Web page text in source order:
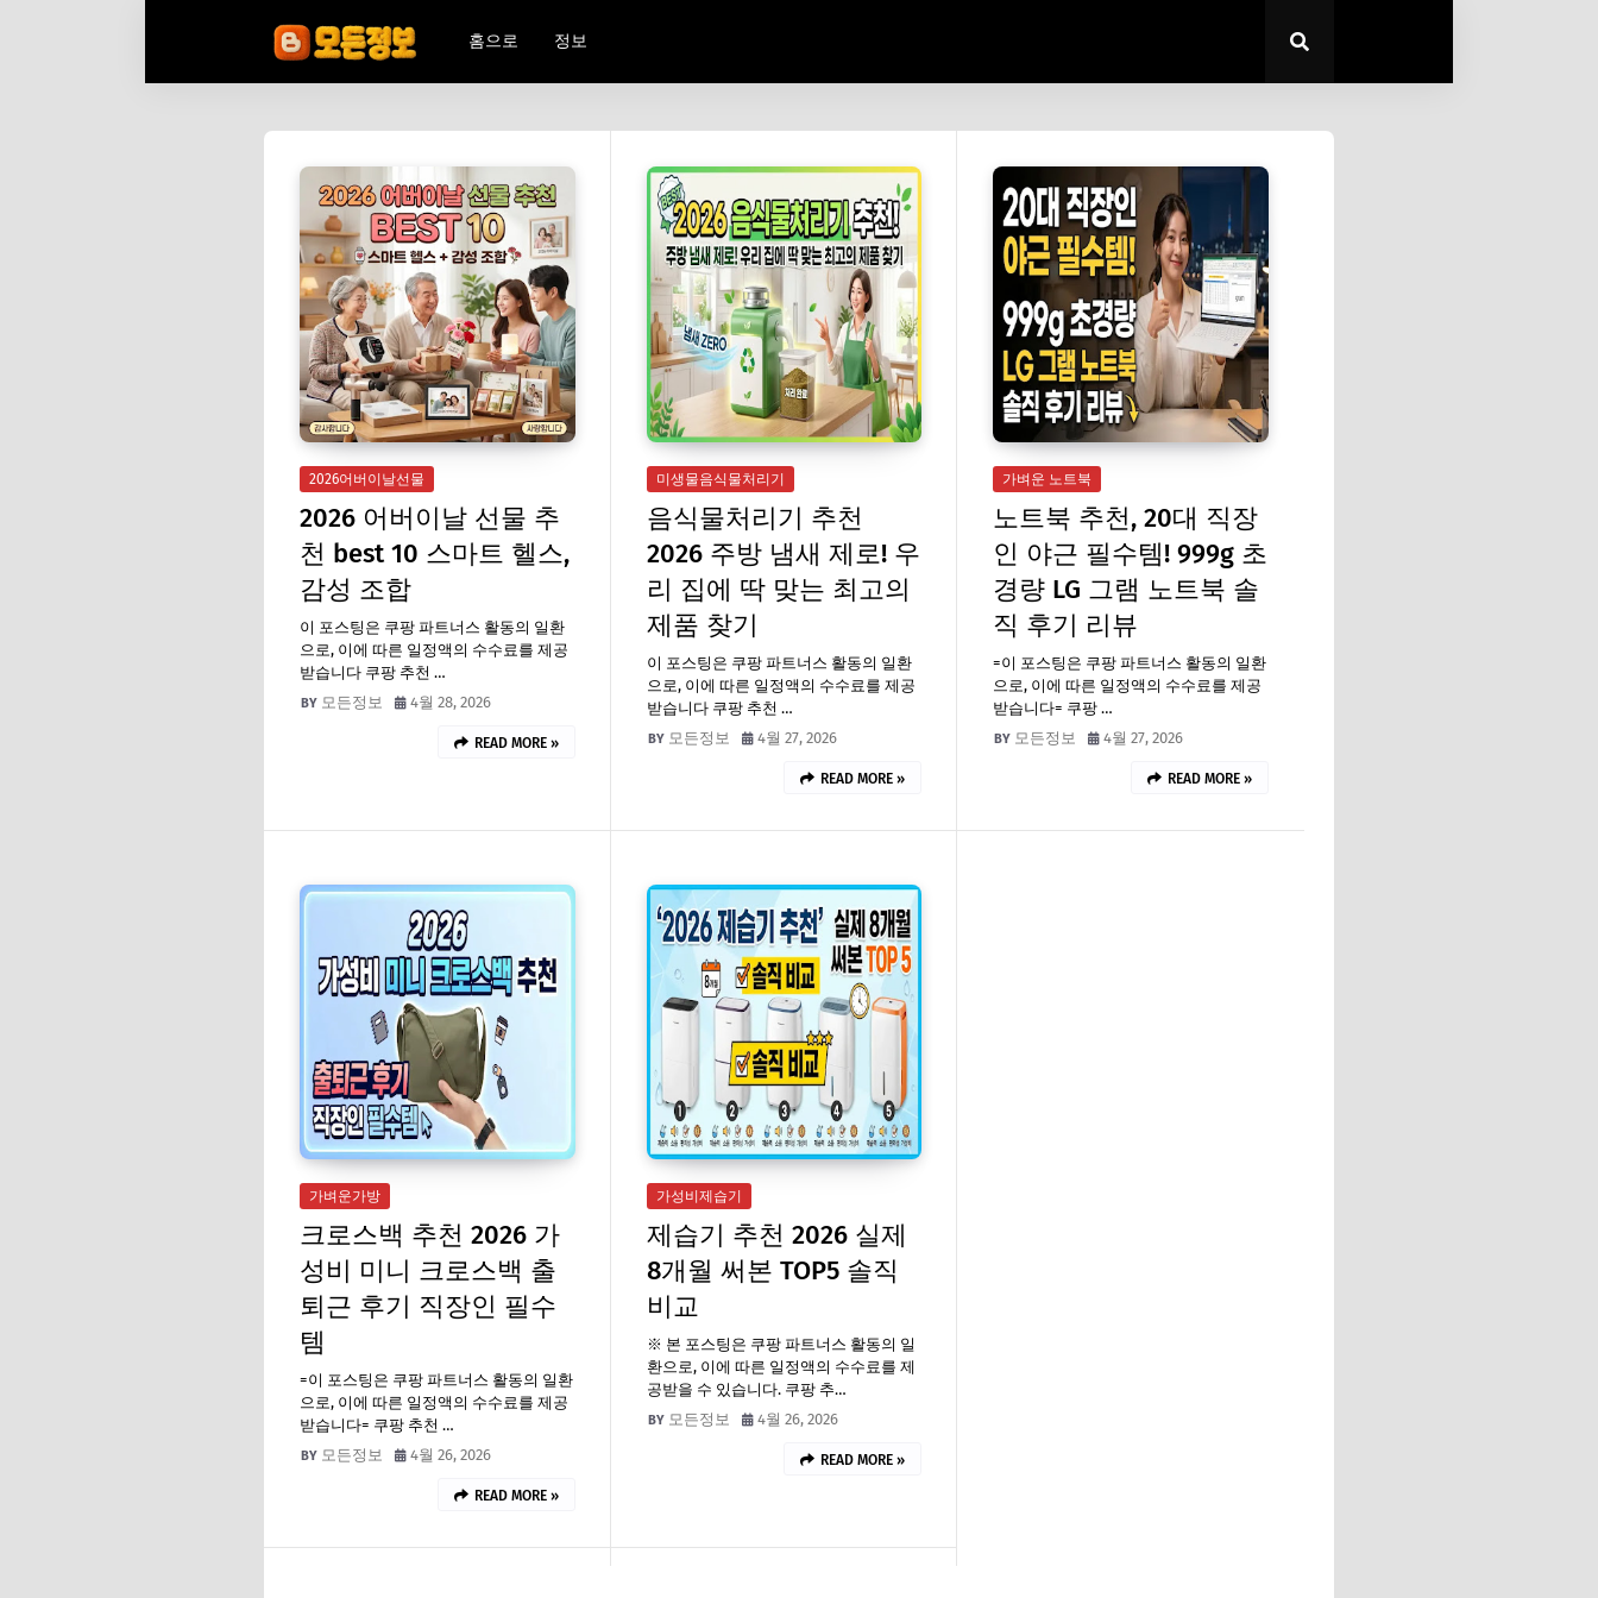
홈으로 정보
2026어버이날선물
2026 어버이날 선물 추
천 best 10 스마트 헬스,
감성 조합
이 포스팅은 쿠팡 파트너스 활동의 일환
으로, 이에 따른 일정액의 수수료를 제공
받습니다 쿠팡 추천 …
모든정보
4월 28, 2026
READ MORE »
미생물음식물처리기
음식물처리기 추천
2026 주방 냄새 제로! 우
리 집에 딱 맞는 최고의
제품 찾기
이 포스팅은 쿠팡 파트너스 활동의 일환
으로, 이에 따른 일정액의 수수료를 제공
받습니다 쿠팡 추천 …
모든정보
4월 27, 2026
READ MORE »
가벼운 노트북
노트북 추천, 20대 직장
인 야근 필수템! 999g 초
경량 LG 그램 노트북 솔
직 후기 리뷰
=이 포스팅은 쿠팡 파트너스 활동의 일환
으로, 이에 따른 일정액의 수수료를 제공
받습니다= 쿠팡 …
모든정보
4월 27, 2026
READ MORE »
가벼운가방
크로스백 추천 2026 가
성비 미니 크로스백 출
퇴근 후기 직장인 필수
템
=이 포스팅은 쿠팡 파트너스 활동의 일환
으로, 이에 따른 일정액의 수수료를 제공
받습니다= 쿠팡 추천 …
모든정보
4월 26, 2026
READ MORE »
가성비제습기
제습기 추천 2026 실제
8개월 써본 TOP5 솔직
비교
※ 본 포스팅은 쿠팡 파트너스 활동의 일
환으로, 이에 따른 일정액의 수수료를 제
공받을 수 있습니다. 쿠팡 추…
모든정보
4월 26, 2026
READ MORE »